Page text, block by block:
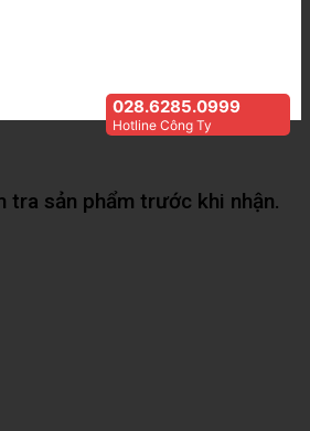
028.6285.0999
Hotline Công Ty
tra sản phẩm trước khi nhận.